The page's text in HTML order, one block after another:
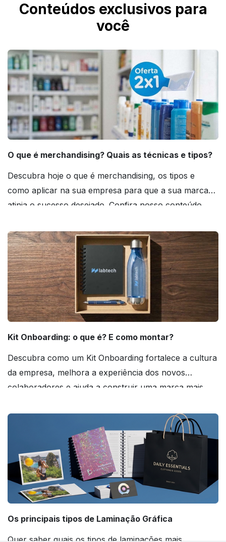
Conteúdos exclusivos para
você
O que é merchandising? Quais as técnicas e tipos?
Descubra hoje o que é merchandising, os tipos e
como aplicar na sua empresa para que a sua marca
atinja o sucesso desejado. Confira nosso conteúdo
Kit Onboarding: o que é? E como montar?
Descubra como um Kit Onboarding fortalece a cultura
da empresa, melhora a experiência dos novos
colaboradores e ajuda a construir uma marca mais
Os principais tipos de Laminação Gráfica
Quer saber quais os tipos de laminações mais